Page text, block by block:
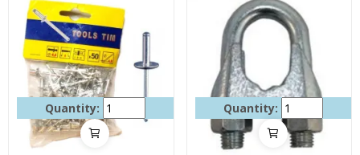
Quantity: Quantity: